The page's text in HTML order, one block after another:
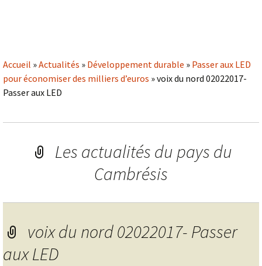
Accueil »Actualités » Développement durable » Passer aux LED
pour économiser des milliers d’euros »voix du nord 02022017-
Passer aux LED
Les actualités du pays du
Cambrésis
voix du nord 02022017- Passer
aux LED